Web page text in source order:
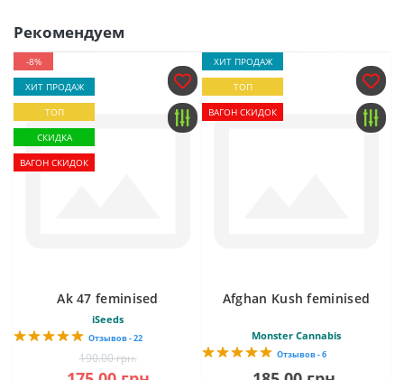
Рекомендуем
-8%
ХИТ ПРОДАЖ
ТОП
СКИДКА
ВАГОН СКИДОК
Ak 47 feminised
iSeeds
Отзывов - 22
190.00 грн.
ХИТ ПРОДАЖ
ТОП
ВАГОН СКИДОК
Afghan Kush feminised
Monster Cannabis
Отзывов - 6